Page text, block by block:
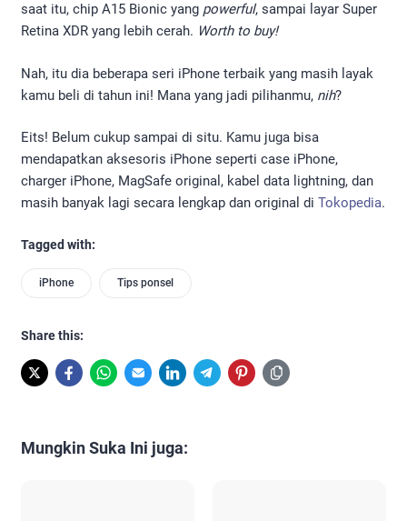
saat itu, chip A15 Bionic yang powerful, sampai layar Super
Retina XDR yang lebih cerah. Worth to buy!
Nah, itu dia beberapa seri iPhone terbaik yang masih layak
kamu beli di tahun ini! Mana yang jadi pilihanmu, nih?
Eits! Belum cukup sampai di situ. Kamu juga bisa
mendapatkan aksesoris iPhone seperti case iPhone,
charger iPhone, MagSafe original, kabel data lightning, dan
masih banyak lagi secara lengkap dan original di Tokopedia.
Tagged with:
iPhone Tips ponsel
Share this:
Mungkin Suka Ini juga: